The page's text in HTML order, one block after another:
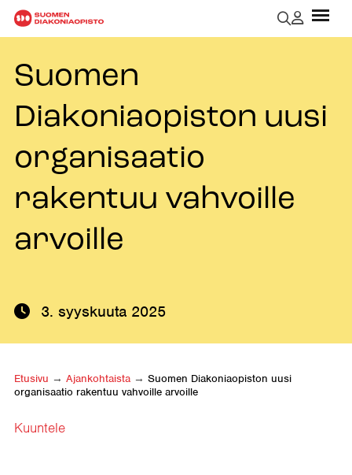
Suomen
Diakoniaopiston uusi
organisaatio
rakentuu vahvoille
arvoille
3. syyskuuta 2025
Etusivu → Ajankohtaista → Suomen Diakoniaopiston uusi
organisaatio rakentuu vahvoille arvoille
Kuuntele